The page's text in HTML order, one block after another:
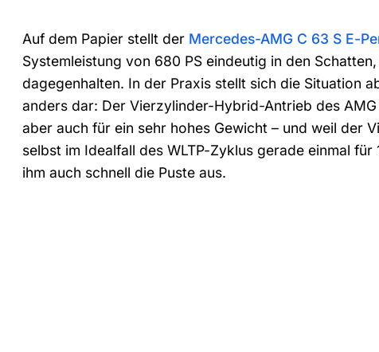
Auf dem Papier stellt der Mercedes-AMG C 63 S E-
Systemleistung von 680 PS eindeutig in den
dagegenhalten. In der Praxis stellt sich die Situation
anders dar: Der Vierzylinder-Hybrid-Antrieb des
aber auch für ein sehr hohes Gewicht – und weil der
selbst im Idealfall des WLTP-Zyklus gerade einmal
ihm auch schnell die Puste aus.